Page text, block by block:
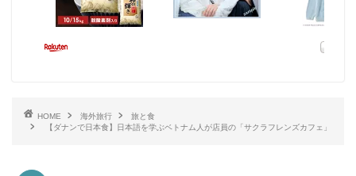
HOME 海外旅行
旅と食
【ダナンで日本食】日本語を学ぶベトナム人が店員の「サクラフレンズカフェ」